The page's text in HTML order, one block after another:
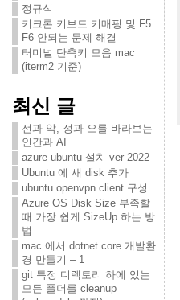
정규식
키크론 키보드 키매핑 및 F5
F6 안되는 문제 해결
터미널 단축키 모음 mac
(iterm2 기준)
최신 글
선과 악, 정과 오를 바라보는
인간과 AI
azure ubuntu 설치 ver 2022
Ubuntu 에 새 disk 추가
ubuntu openvpn client 구성
Azure OS Disk Size 부족할
때 가장 쉽게 SizeUp 하는 방
법
mac 에서 dotnet core 개발환
경 만들기 – 1
git 특정 디렉토리 하에 있는
모든 폴더를 cleanup